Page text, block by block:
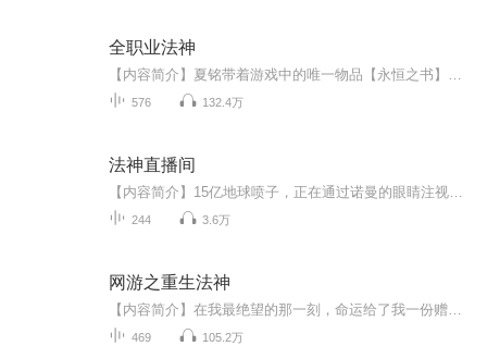
全职业法神
576 132.4万
法神直播间
244 3.6万
网游之重生法神
469 105.2万